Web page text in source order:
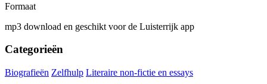
Formaat
mp3 download en geschikt voor de Luisterrijk app
Categorieën
Biografieën Zelfhulp Literaire non-fictie en essays